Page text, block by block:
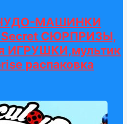
МАШИНКИ
Secret СЮРПРИЗЫ,
ИГРУШКИ,мультик
распаковка